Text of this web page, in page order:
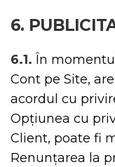
6.
6.1. În
Cont pe Site,
acordul cu
Opțiunea cu
Client, poate fi
Renunțarea la